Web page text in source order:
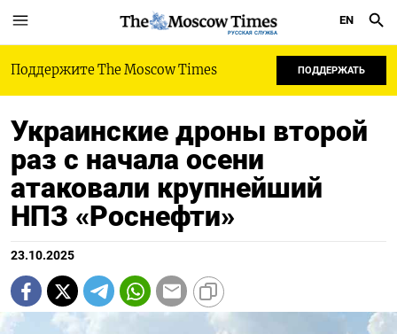
РУССКАЯ СЛУЖБА
EN
Поддержите The Moscow Times ПОДДЕРЖАТЬ
Украинские дроны второй
раз с начала осени
атаковали крупнейший
НПЗ «Роснефти»
23.10.2025